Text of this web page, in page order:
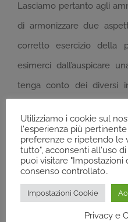
Lasciamo pertanto agli
di armonizzare due
corretto esercizio della
esimerci dall’auspicare
tenga conto dei diversi
sperimentazione ed
gestionali innovativi, più
e alla conservazione
ecosistemi acquatici.
Per chi fosse interessato
Utilizziamo i cookie sul
l'esperienza più
preferenze e ripetendo le
tutto", acconsenti all'uso
puoi visitare "Impostazioni
consenso controllato..
Impostazioni Cookie
Privacy e